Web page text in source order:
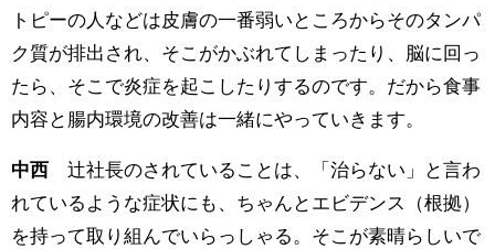
トピーの人などは皮膚の一番弱いところからそのタンパ
ク質が排出され、そこがかぶれてしまったり、脳に回っ
たら、そこで炎症を起こしたりするのです。だから食事
内容と腸内環境の改善は一緒にやっていきます。
中西 辻社長のされていることは、「治らない」と言わ
れているような症状にも、ちゃんとエビデンス（根拠）
を持って取り組んでいらっしゃる。そこが素晴らしいで